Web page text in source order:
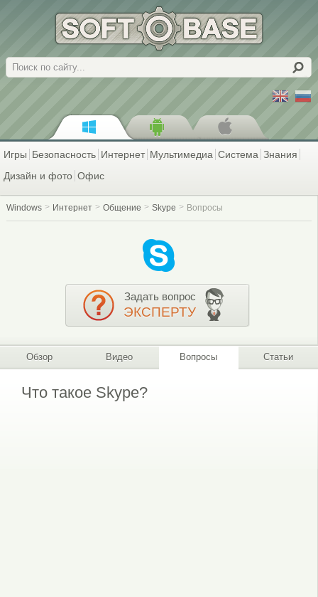
Поиск
Игры Безопасность Интернет Мультимедиа Система Знания
Дизайн и фото Офис
Windows Интернет Общение Skype Вопросы
Задать вопрос
ЭКСПЕРТУ
Обзор Видео Вопросы Статьи
Что такое Skype?